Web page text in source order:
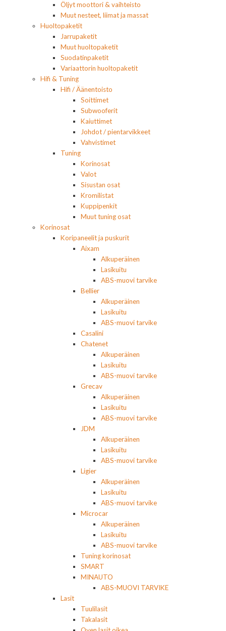
Öljyt moottori & vaihteisto
Muut nesteet, liimat ja massat
Huoltopaketit
Jarrupaketit
Muut huoltopaketit
Suodatinpaketit
Variaattorin huoltopaketit
Hifi & Tuning
Hifi / Äänentoisto
Soittimet
Subwooferit
Kaiuttimet
Johdot / pientarvikkeet
Vahvistimet
Tuning
Korinosat
Valot
Sisustan osat
Kromilistat
Kuppipenkit
Muut tuning osat
Korinosat
Koripaneelit ja puskurit
Aixam
Alkuperäinen
Lasikuitu
ABS-muovi tarvike
Bellier
Alkuperäinen
Lasikuitu
ABS-muovi tarvike
Casalini
Chatenet
Alkuperäinen
Lasikuitu
ABS-muovi tarvike
Grecav
Alkuperäinen
Lasikuitu
ABS-muovi tarvike
JDM
Alkuperäinen
Lasikuitu
ABS-muovi tarvike
Ligier
Alkuperäinen
Lasikuitu
ABS-muovi tarvike
Microcar
Alkuperäinen
Lasikuitu
ABS-muovi tarvike
Tuning korinosat
SMART
MINAUTO
ABS-MUOVI TARVIKE
Lasit
Tuulilasit
Takalasit